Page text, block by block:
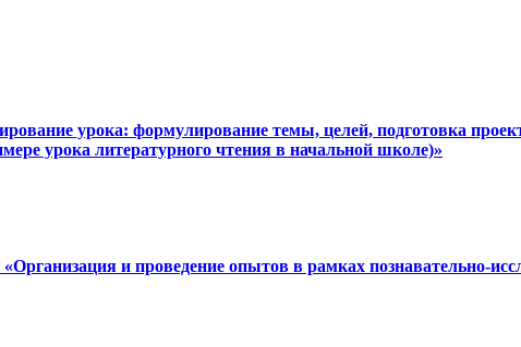
урока: формулирование темы, целей, подготовка
урока литературного чтения в начальной школе)»
«Организация и проведение опытов в рамках познавательно-